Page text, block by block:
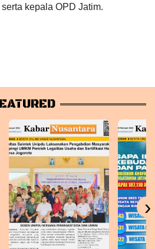
kepala OPD Jatim.
›